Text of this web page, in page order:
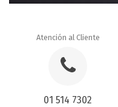
Atención al Cliente
01 514 7302